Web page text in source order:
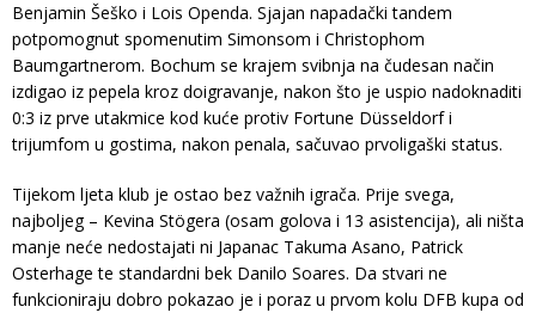
Benjamin Šeško i Lois Openda. Sjajan napadački tandem
potpomognut spomenutim Simonsom i Christophom
Baumgartnerom. Bochum se krajem svibnja na čudesan način
izdigao iz pepela kroz doigravanje, nakon što je uspio nadoknaditi
0:3 iz prve utakmice kod kuće protiv Fortune Düsseldorf i
trijumfom u gostima, nakon penala, sačuvao prvoligaški status.
Tijekom ljeta klub je ostao bez važnih igrača. Prije svega,
najboljeg – Kevina Stögera (osam golova i 13 asistencija), ali ništa
manje neće nedostajati ni Japanac Takuma Asano, Patrick
Osterhage te standardni bek Danilo Soares. Da stvari ne
funkcioniraju dobro pokazao je i poraz u prvom kolu DFB kupa od